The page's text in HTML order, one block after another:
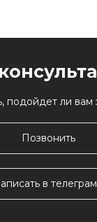
подойдет ли вам
Позвонить
в